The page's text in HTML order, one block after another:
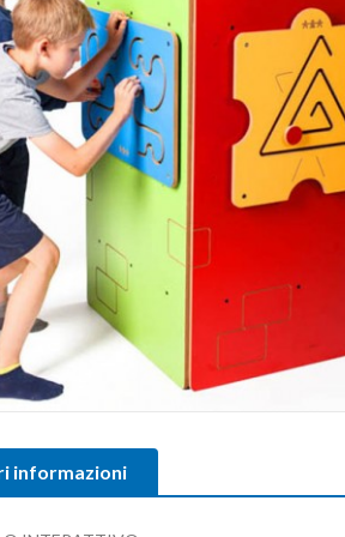
informazioni